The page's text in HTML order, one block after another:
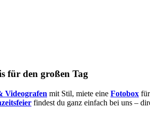
für den großen Tag
Videografen mit Stil, miete eine Fotobox
findest du ganz einfach bei uns –